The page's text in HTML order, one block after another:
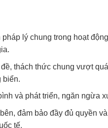
lý chung trong hoạt
thách thức chung vượt
biển.
và phát triển, ngăn ngừa
đảm bảo đầy đủ quyền
tế.